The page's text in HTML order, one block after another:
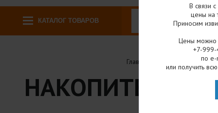
КАТАЛОГ ТОВАРОВ
Главная Каталог товаров
В связи
цены на
Приносим
Цены можно
+7-
по
или получить